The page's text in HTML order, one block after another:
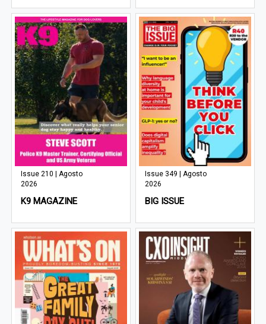
Issue 210 | Agosto
2026
K9 MAGAZINE
Issue 349 | Agosto
2026
BIG ISSUE